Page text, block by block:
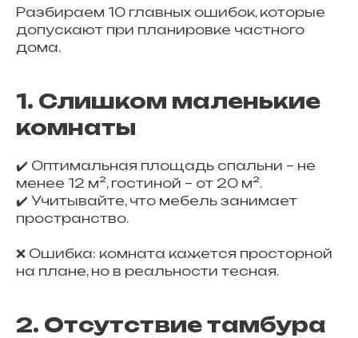
Разбираем 10 главных ошибок, которые
допускают при планировке частного
дома.
1. Слишком маленькие
комнаты
✔️ Оптимальная площадь спальни – не
менее 12 м², гостиной – от 20 м².
✔️ Учитывайте, что мебель занимает
пространство.
❌ Ошибка: комната кажется просторной
на плане, но в реальности тесная.
2. Отсутствие тамбура